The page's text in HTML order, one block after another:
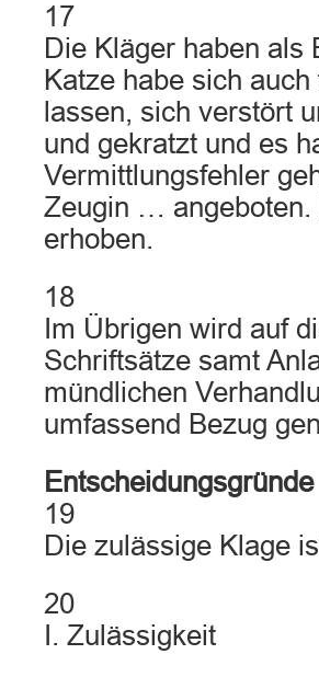
17
Die Kläger haben als
Katze habe sich
lassen, sich verstört
und gekratzt und es
Vermittlungsfehler
Zeugin … angeboten.
erhoben.
18
Im Übrigen wird auf
Schriftsätze samt
mündlichen
umfassend Bezug
Entscheidungsgründe
19
Die zulässige Klage
20
I. Zulässigkeit